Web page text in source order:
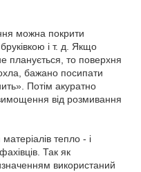
можна покрити
і т. д. Якщо
планується, то поверхня
бажано посипати
Потім акуратно
від розмивання
тепло - і
Так як
використаний